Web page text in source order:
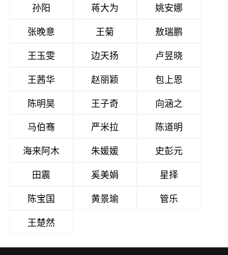
孙阳
蒋大为
姚安娜
张晚意
王菊
敖瑞鹏
王玉雯
边天扬
卢昱晓
王茜华
赵丽颖
包上恩
陈明昊
王子奇
向涵之
马伯骞
严米拉
陈道明
海来阿木
朱媛媛
史彭元
田震
奚美娟
星择
陈宝国
黄景瑜
管乐
王楚然